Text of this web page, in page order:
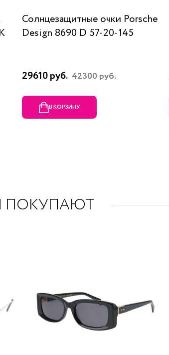
Солнцезащитные очки Porsche
Design 8690 D 57-20-145
29610 руб. 42300 руб.
В КОРЗИНУ
ПОКУПАЮТ